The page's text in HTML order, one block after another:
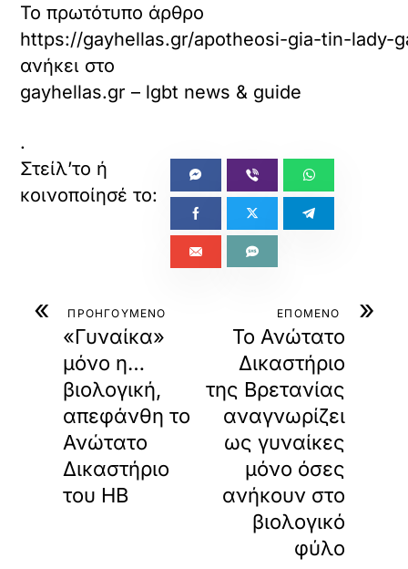
Το πρωτότυπο άρθρο
https://gayhellas.gr/apotheosi-gia-tin-lady-
ανήκει στο
gayhellas.gr – lgbt news & guide
.
« ΠΡΟΗΓΟΥΜΕΝΟ
«Γυναίκα»
μόνο η…
βιολογική,
απεφάνθη το
Ανώτατο
Δικαστήριο
του ΗΒ
»
ΕΠΟΜΕΝΟ
Το Ανώτατο
Δικαστήριο
της Βρετανίας
αναγνωρίζει
ως γυναίκες
μόνο όσες
ανήκουν στο
βιολογικό
φύλο